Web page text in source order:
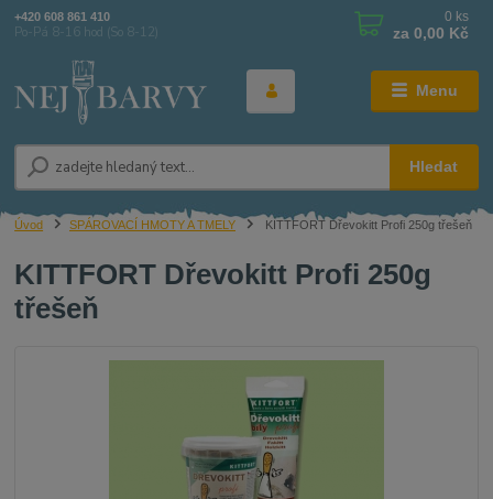
Menu
Hledat
+420 608 861 410
Po-Pá 8-16 hod (So 8-12)
0 ks
za 0,00 Kč
Úvod SPÁROVACÍ HMOTY A TMELY KITTFORT Dřevokitt Profi 250g třešeň
KITTFORT Dřevokitt Profi 250g
třešeň